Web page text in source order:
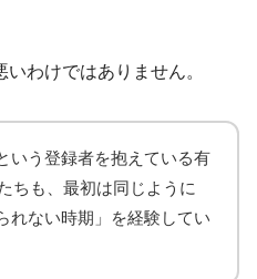
わけではありません。
いう登録者を抱えている有
ちも、最初は同じように
れない時期」を経験してい